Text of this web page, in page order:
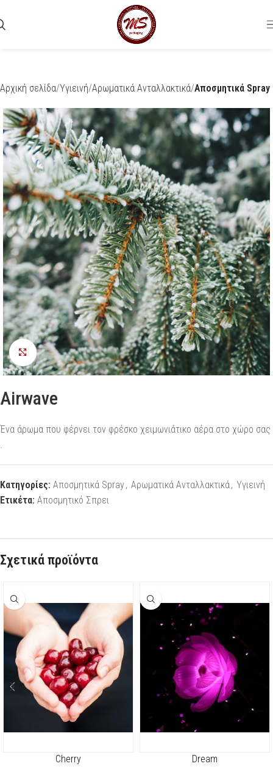
Αρχική σελίδα Υγιεινή Αρωματικά Ανταλλακτικά Αποσμητικά Spray
Προβολή
Airwave
Ένα άρωμα που φέρνει τον φρέσκο χειμωνιάτικο αέρα στο χώρο σας
.
Κατηγορίες: Αποσμητικά Spray, Αρωματικά Ανταλλακτικά, Υγιεινή
Ετικέτα: Αποσμητικό Σπρει
Σχετικά προϊόντα
Cherry Dream